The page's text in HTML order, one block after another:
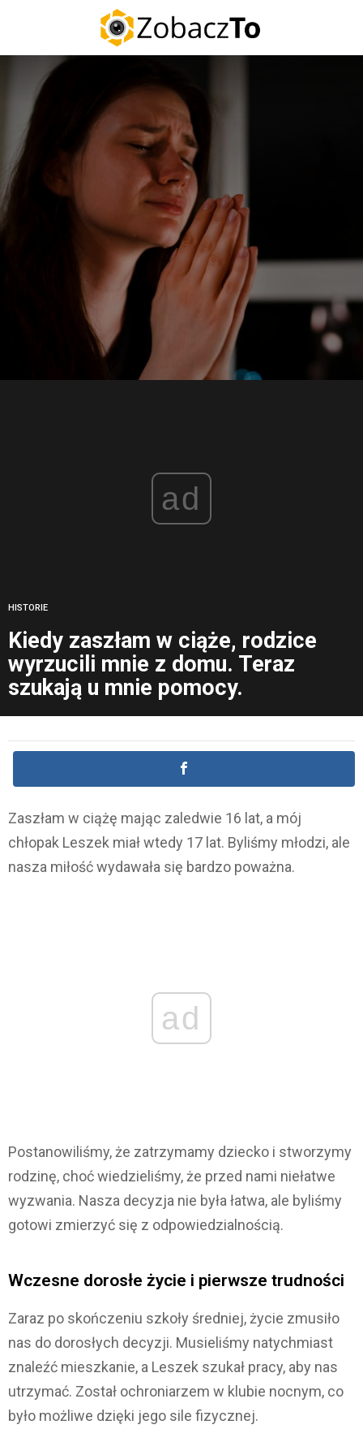
ad
HISTORIE
Kiedy zaszłam w ciąże, rodzice
wyrzucili mnie z domu. Teraz
szukają u mnie pomocy.
Zaszłam w ciążę mając zaledwie 16 lat, a mój
chłopak Leszek miał wtedy 17 lat. Byliśmy młodzi, ale
nasza miłość wydawała się bardzo poważna.
ad
Postanowiliśmy, że zatrzymamy dziecko i stworzymy
rodzinę, choć wiedzieliśmy, że przed nami niełatwe
wyzwania. Nasza decyzja nie była łatwa, ale byliśmy
gotowi zmierzyć się z odpowiedzialnością.
Wczesne dorosłe życie i pierwsze trudności
Zaraz po skończeniu szkoły średniej, życie zmusiło
nas do dorosłych decyzji. Musieliśmy natychmiast
znaleźć mieszkanie, a Leszek szukał pracy, aby nas
utrzymać. Został ochroniarzem w klubie nocnym, co
było możliwe dzięki jego sile fizycznej.